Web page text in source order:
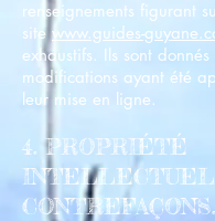
renseignements figurant
site www.guides-
exhaustifs. Ils sont
modifications ayant été
leur mise en ligne.
4. PROPRIÉTÉ
CONTREFAÇONS.